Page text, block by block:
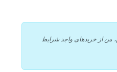
از خریدهای واجد شرایط